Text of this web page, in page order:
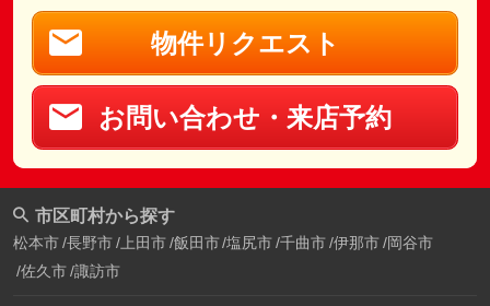
物件リクエスト
お問い合わせ・来店予約
市区町村から探す
松本市 長野市 上田市 飯田市 塩尻市 千曲市 伊那市 岡谷市
佐久市 諏訪市